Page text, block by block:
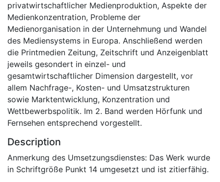
privatwirtschaftlicher Medienproduktion, Aspekte der
Medienkonzentration, Probleme der
Medienorganisation in der Unternehmung und Wandel
des Mediensystems in Europa. Anschließend werden
die Printmedien Zeitung, Zeitschrift und Anzeigenblatt
jeweils gesondert in einzel- und
gesamtwirtschaftlicher Dimension dargestellt, vor
allem Nachfrage-, Kosten- und Umsatzstrukturen
sowie Marktentwicklung, Konzentration und
Wettbewerbspolitik. Im 2. Band werden Hörfunk und
Fernsehen entsprechend vorgestellt.
Description
Anmerkung des Umsetzungsdienstes: Das Werk wurde
in Schriftgröße Punkt 14 umgesetzt und ist zitierfähig.